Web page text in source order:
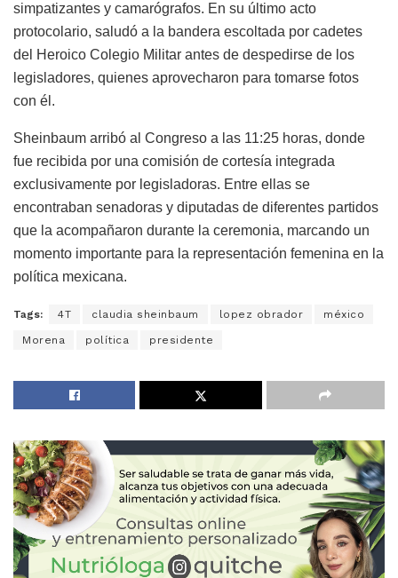
simpatizantes y camarógrafos. En su último acto
protocolario, saludó a la bandera escoltada por cadetes
del Heroico Colegio Militar antes de despedirse de los
legisladores, quienes aprovecharon para tomarse fotos
con él.
Sheinbaum arribó al Congreso a las 11:25 horas, donde
fue recibida por una comisión de cortesía integrada
exclusivamente por legisladoras. Entre ellas se
encontraban senadoras y diputadas de diferentes partidos
que la acompañaron durante la ceremonia, marcando un
momento importante para la representación femenina en la
política mexicana.
Tags: 4T claudia sheinbaum lopez obrador méxico
Morena política presidente